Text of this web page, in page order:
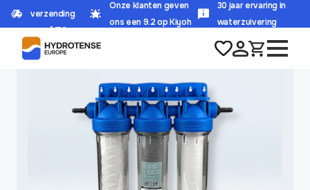
verzending
vanaf 150,-
Onze klanten geven
ons een 9.2 op Kiyoh
30 jaar ervaring in
waterzuivering
HOME/WINKEL/ REGENWATERZUIVERING RAINMASTER GARDEN